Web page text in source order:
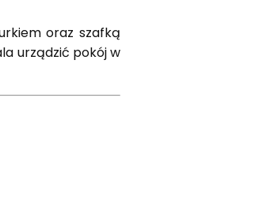
oraz szafką
urządzić pokój w